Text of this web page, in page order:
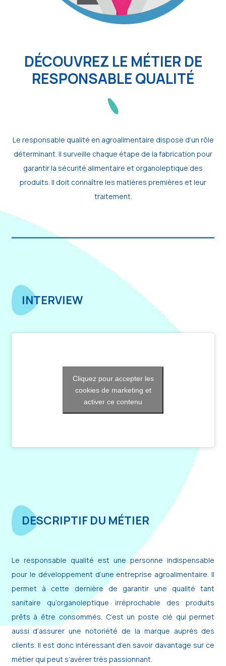
DÉCOUVREZ LE MÉTIER DE
RESPONSABLE QUALITÉ
Le responsable qualité en agroalimentaire dispose d’un rôle
déterminant. Il surveille chaque étape de la fabrication pour
garantir la sécurité alimentaire et organoleptique des
produits. Il doit connaître les matières premières et leur
traitement.
INTERVIEW
Cliquez pour accepter les
cookies de marketing et
activer ce contenu
DESCRIPTIF DU MÉTIER
Le responsable qualité est une personne indispensable
pour le développement d’une entreprise agroalimentaire. Il
permet à cette dernière de garantir une qualité tant
sanitaire qu’organoleptique irréprochable des produits
prêts à être consommés. C’est un poste clé qui permet
aussi d’assurer une notoriété de la marque auprès des
clients. Il est donc intéressant d’en savoir davantage sur ce
métier qui peut s’avérer très passionnant.